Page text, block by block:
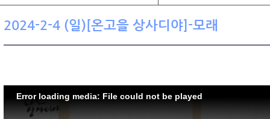
2024-2-4 (일)[온고을 상사디야]-모래
Error loading media: File could not be played